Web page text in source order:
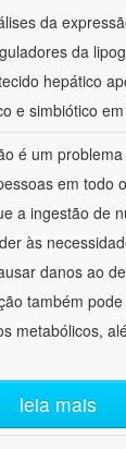
da
da
hepático
e simbiótico
é um
em todo
a ingestão de
às
danos ao
também
metabólicos,
leia mais